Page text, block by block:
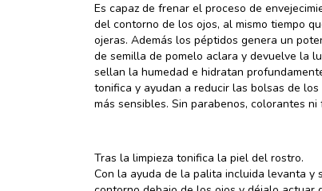
Es capaz de frenar el proceso de
del contorno de los ojos, al mismo tiempo
ojeras. Además los péptidos genera un
de semilla de pomelo aclara y devuelve la
sellan la humedad e hidratan
tonifica y ayudan a reducir las bolsas de
más sensibles. Sin parabenos, colorantes
Tras la limpieza tonifica la piel del rostro.
Con la ayuda de la palita incluida levanta y